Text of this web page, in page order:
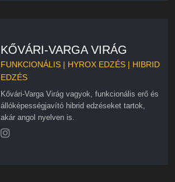
KŐVÁRI-VARGA VIRÁG
FUNKCIONÁLIS | HYROX EDZÉS | HIBRID
EDZÉS
Kővári-Varga Virág vagyok, funkcionális erő és
állóképességjavító hibrid edzéseket tartok,
akár angol nyelven is.